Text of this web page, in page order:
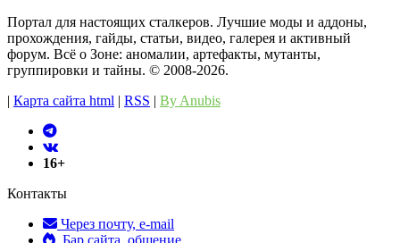
Портал для настоящих сталкеров. Лучшие моды и аддоны,
прохождения, гайды, статьи, видео, галерея и активный
форум. Всё о Зоне: аномалии, артефакты, мутанты,
группировки и тайны. ©️ 2008-2026.
| Карта сайта html | RSS | By Anubis
16+
Контакты
Через почту, e-mail
Бар сайта, общение